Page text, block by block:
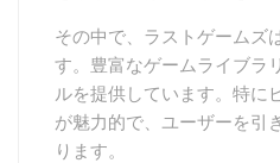
その中で、ラストゲームズ
す。豊富なゲームライブラ
ルを提供しています。特に
が魅力的で、ユーザーを引
ります。